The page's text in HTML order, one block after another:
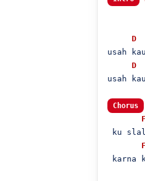
D
usah
D
usah
Chorus
F
ku
F
karna